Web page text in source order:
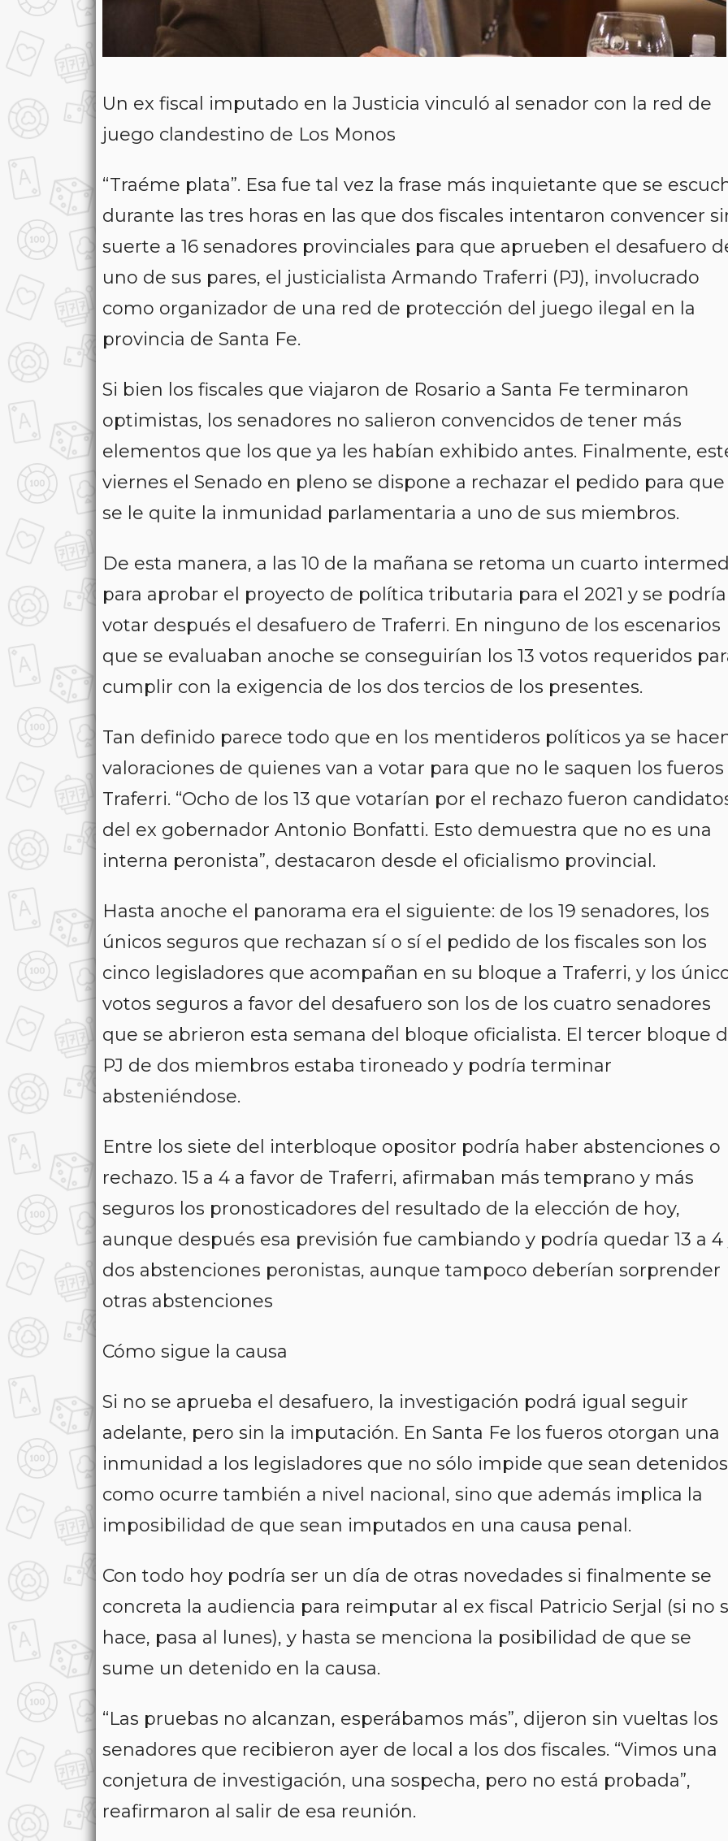
Un ex fiscal imputado en la Justicia vinculó al senador con la red de
juego clandestino de Los Monos
“Traéme plata”. Esa fue tal vez la frase más inquietante que se
durante las tres horas en las que dos fiscales intentaron convencer
suerte a 16 senadores provinciales para que aprueben el desafuero
uno de sus pares, el justicialista Armando Traferri (PJ), involucrado
como organizador de una red de protección del juego ilegal en la
provincia de Santa Fe.
Si bien los fiscales que viajaron de Rosario a Santa Fe terminaron
optimistas, los senadores no salieron convencidos de tener más
elementos que los que ya les habían exhibido antes. Finalmente,
viernes el Senado en pleno se dispone a rechazar el pedido para que
se le quite la inmunidad parlamentaria a uno de sus miembros.
De esta manera, a las 10 de la mañana se retoma un cuarto
para aprobar el proyecto de política tributaria para el 2021 y se podría
votar después el desafuero de Traferri. En ninguno de los escenarios
que se evaluaban anoche se conseguirían los 13 votos requeridos
cumplir con la exigencia de los dos tercios de los presentes.
Tan definido parece todo que en los mentideros políticos ya se
valoraciones de quienes van a votar para que no le saquen los fueros
Traferri. “Ocho de los 13 que votarían por el rechazo fueron
del ex gobernador Antonio Bonfatti. Esto demuestra que no es una
interna peronista”, destacaron desde el oficialismo provincial.
Hasta anoche el panorama era el siguiente: de los 19 senadores, los
únicos seguros que rechazan sí o sí el pedido de los fiscales son los
cinco legisladores que acompañan en su bloque a Traferri, y los
votos seguros a favor del desafuero son los de los cuatro senadores
que se abrieron esta semana del bloque oficialista. El tercer bloque
PJ de dos miembros estaba tironeado y podría terminar
absteniéndose.
Entre los siete del interbloque opositor podría haber abstenciones o
rechazo. 15 a 4 a favor de Traferri, afirmaban más temprano y más
seguros los pronosticadores del resultado de la elección de hoy,
aunque después esa previsión fue cambiando y podría quedar 13 a 4
dos abstenciones peronistas, aunque tampoco deberían sorprender
otras abstenciones
Cómo sigue la causa
Si no se aprueba el desafuero, la investigación podrá igual seguir
adelante, pero sin la imputación. En Santa Fe los fueros otorgan una
inmunidad a los legisladores que no sólo impide que sean
como ocurre también a nivel nacional, sino que además implica la
imposibilidad de que sean imputados en una causa penal.
Con todo hoy podría ser un día de otras novedades si finalmente se
concreta la audiencia para reimputar al ex fiscal Patricio Serjal (si no
hace, pasa al lunes), y hasta se menciona la posibilidad de que se
sume un detenido en la causa.
“Las pruebas no alcanzan, esperábamos más”, dijeron sin vueltas los
senadores que recibieron ayer de local a los dos fiscales. “Vimos una
conjetura de investigación, una sospecha, pero no está probada”,
reafirmaron al salir de esa reunión.